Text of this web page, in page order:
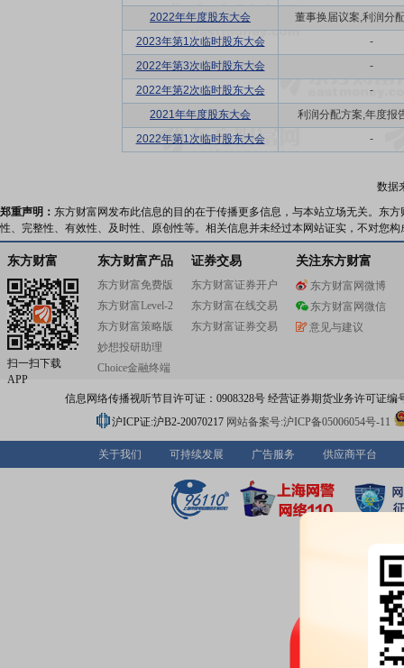
2022年年度股东大会
董事换届议案,利润分
2023年第1次临时股东大会
-
2022年第3次临时股东大会
-
2022年第2次临时股东大会
-
2021年年度股东大会
利润分配方案,年度报
2022年第1次临时股东大会
-
数据
郑重声明： 东方财富网发布此信息的目的在于传播更多信息，与本站立场无关。东
性、完整性、有效性、及时性、原创性等。相关信息并未经过本网站证实，不对您
东方财富
扫一扫下载
APP
东方财富产品
东方财富免费版
东方财富Level-2
东方财富策略版
妙想投研助理
Choice金融终端
证券交易
东方财富证券开户
东方财富在线交易
东方财富证券交易
关注东方财富
东方财富网微博
东方财富网微信
意见与建议
信息网络传播视听节目许可证：0908328号 经营证券期货业务许可证编
沪ICP证:沪B2-20070217 网站备案号:沪ICP备05006054号-11
关于我们 可持续发展 广告服务 供应商平台